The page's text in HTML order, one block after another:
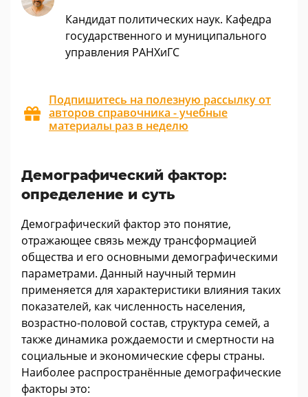
Кандидат политических наук. Кафедра
государственного и муниципального
управления РАНХиГС
Подпишитесь на полезную рассылку от
авторов справочника - учебные
материалы раз в неделю
Демографический фактор:
определение и суть
Демографический фактор это понятие,
отражающее связь между трансформацией
общества и его основными демографическими
параметрами. Данный научный термин
применяется для характеристики влияния таких
показателей, как численность населения,
возрастно-половой состав, структура семей, а
также динамика рождаемости и смертности на
социальные и экономические сферы страны.
Наиболее распространённые демографические
факторы это: